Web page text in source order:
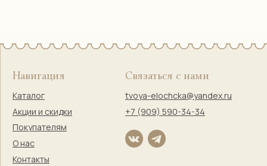
Твоя Елочка — ёлочные
игрушки с историей и душой
Согласие на обработку персональных данных
Согласие на маркетинговую коммуникацию
Оферта